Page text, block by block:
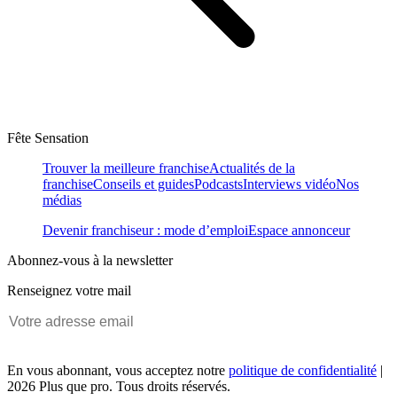
Fête Sensation
Trouver la meilleure franchiseActualités de la
franchiseConseils et guidesPodcastsInterviews vidéoNos
médias
Devenir franchiseur : mode d’emploiEspace annonceur
Abonnez-vous à la newsletter
Renseignez votre mail
En vous abonnant, vous acceptez notre politique de confidentialité |
2026 Plus que pro. Tous droits réservés.